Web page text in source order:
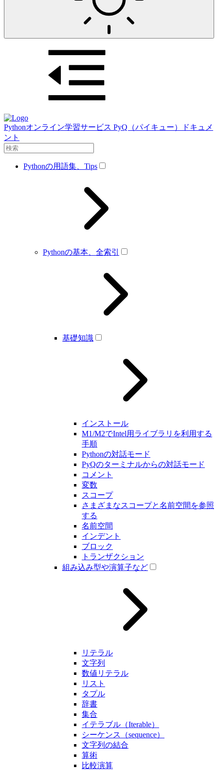
Pythonオンライン学習サービス PyQ（パイキュー）ドキュメ
ント
Pythonの用語集、Tips
Pythonの基本、全索引
基礎知識
インストール
M1/M2でIntel用ライブラリを利用する
手順
Pythonの対話モード
PyQのターミナルからの対話モード
コメント
変数
スコープ
さまざまなスコープと名前空間を参照
する
名前空間
インデント
ブロック
トランザクション
組み込み型や演算子など
リテラル
文字列
数値リテラル
リスト
タプル
辞書
集合
イテラブル（Iterable）
シーケンス（sequence）
文字列の結合
算術
比較演算